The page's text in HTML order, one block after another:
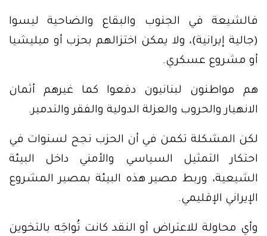
فالشيعة في الجنوب والبقاع والضاحية ليسوا
(جالية إيرانية)، ولا يمكن اختزالهم بحزب أو ميليشيا
أو مشروع عسكري.
هم مواطنون لبنانيون دفعوا كما غيرهم أثمان
الانهيار والحروب والعزلة الدولية والفقر والتدمير.
لكن المشكلة تكمن في أن الحزب نجح لسنوات في
احتكار التمثيل السياسي والأمني داخل البيئة
الشيعية، وربط مصير هذه البيئة بمصير المشروع
الإيراني الإقليمي.
وأي محاولة للاعتراض أو النقد كانت تُواجَه بالتخوين